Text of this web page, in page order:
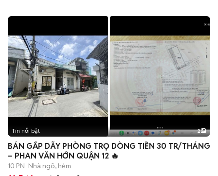
Tin nổi bật 2
BÁN GẤP DÃY PHÒNG TRỌ DÒNG TIỀN 30 TR/THÁNG
– PHAN VĂN HỚN QUẬN 12 🔥
10 PN Nhà ngõ, hẻm